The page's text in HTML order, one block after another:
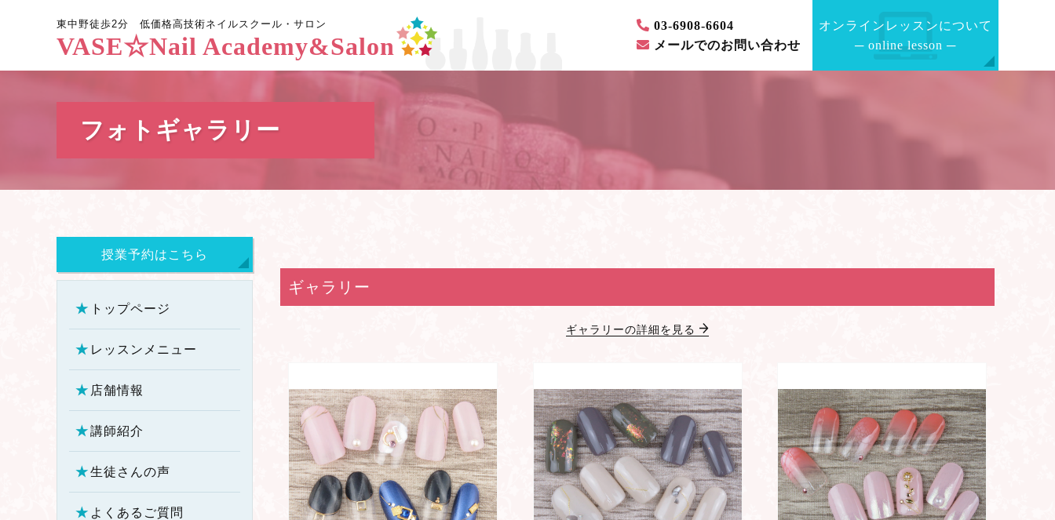
東中野徒歩2分 低価格高技術ネイルスクール・サロン
VASE☆Nail Academy&Salon
03-6908-6604
メールでのお問い合わせ
オンラインレッスンについて
─ online lesson ─
フォトギャラリー
授業予約はこちら
トップページ
レッスンメニュー
店舗情報
講師紹介
生徒さんの声
よくあるご質問
ギャラリー
ギャラリーの詳細を見る